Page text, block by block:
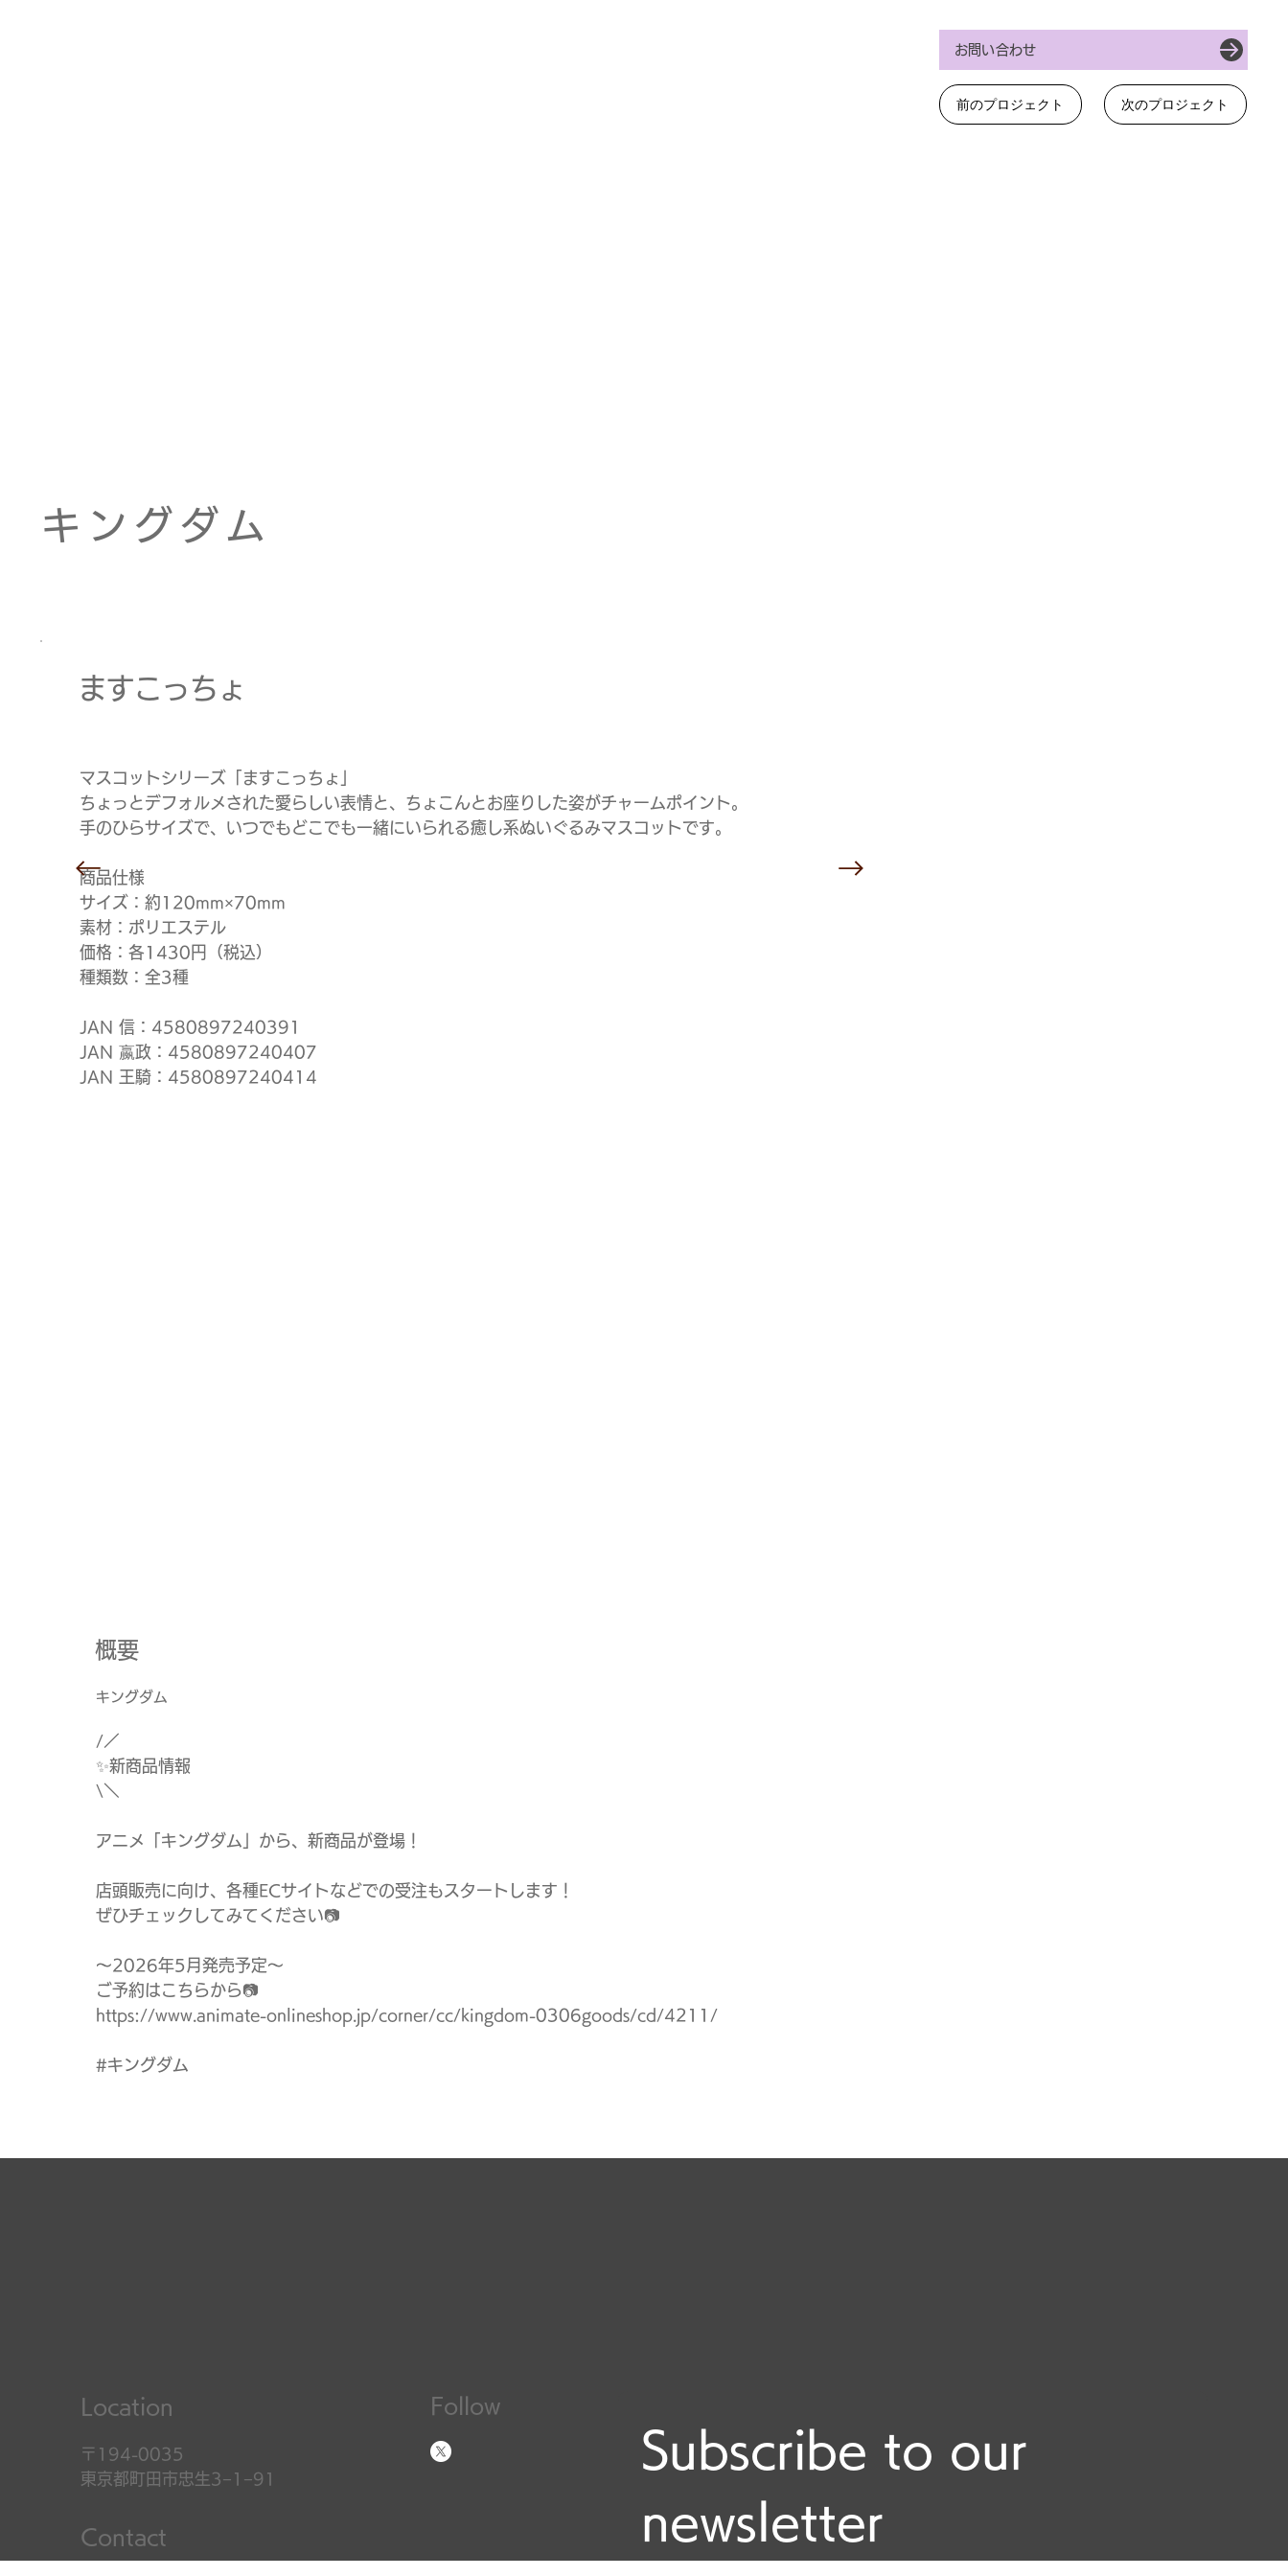
お問い合わせ
前のプロジェクト 次のプロジェクト
キングダム
ますこっちょ
マスコットシリーズ「ますこっちょ」
ちょっとデフォルメされた愛らしい表情と、ちょこんとお座りした姿がチャームポイント。
手のひらサイズで、いつでもどこでも一緒にいられる癒し系ぬいぐるみマスコットです。
商品仕様
サイズ：約120mm×70mm
素材：ポリエステル
価格：各1430円（税込）
種類数：全3種
JAN 信：4580897240391
JAN 嬴政：4580897240407
JAN 王騎：4580897240414
​概要
キングダム
/／ ㅤ
✨新商品情報
\＼
アニメ「キングダム」から、新商品が登場！
店頭販売に向け、各種ECサイトなどでの受注もスタートします！
ぜひチェックしてみてください📷
～2026年5月発売予定～
ご予約はこちらから📷
https://www.animate-onlineshop.jp/corner/cc/kingdom-0306goods/cd/4211/
#キングダム
Location
〒194-0035
​東京都町田市忠生3−1−91
Contact
Subscribe to our
newsletter
Follow